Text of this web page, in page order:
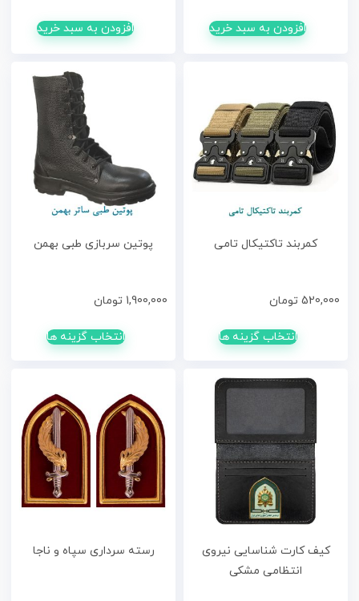
افزودن به سبد خرید افزودن به سبد خرید
کمربند تاکتیکال تامی
520,000 تومان
انتخاب گزینه ها
پوتین سربازی طبی بهمن
1,900,000 تومان
انتخاب گزینه ها
کیف کارت شناسایی نیروی
انتظامی مشکی
رسته سرداری سپاه و ناجا